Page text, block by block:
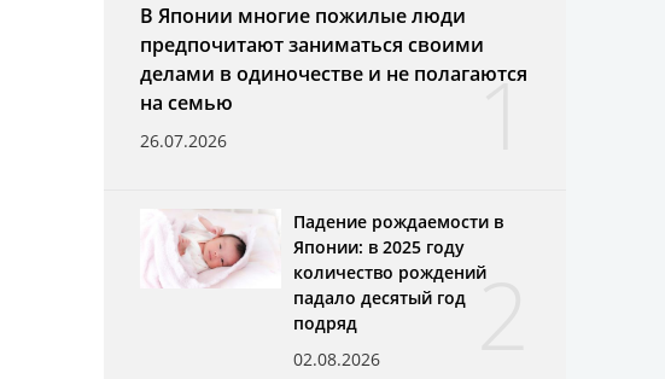
1
В Японии многие пожилые люди
предпочитают заниматься своими
делами в одиночестве и не полагаются
на семью
26.07.2026
2
Падение рождаемости в
Японии: в 2025 году
количество рождений
падало десятый год
подряд
02.08.2026